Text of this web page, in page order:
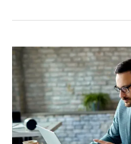
Finanzas
básicas
para
Gestores
HSEQ